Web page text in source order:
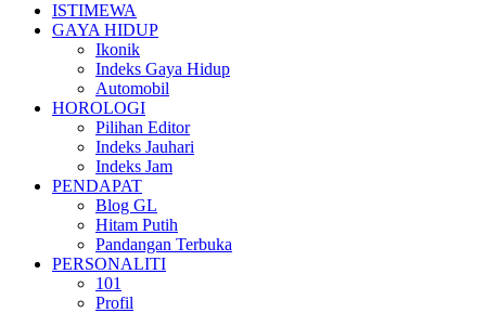
ISTIMEWA
GAYA HIDUP
Ikonik
Indeks Gaya Hidup
Automobil
HOROLOGI
Pilihan Editor
Indeks Jauhari
Indeks Jam
PENDAPAT
Blog GL
Hitam Putih
Pandangan Terbuka
PERSONALITI
101
Profil